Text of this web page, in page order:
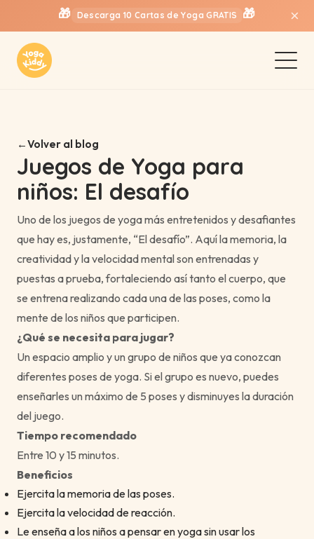
🎁 Descarga 10 Cartas de Yoga GRATIS 🎁 ×
Volver al blog
Juegos de Yoga para
niños: El desafío
Uno de los juegos de yoga más entretenidos y desafiantes
que hay es, justamente, “El desafío”. Aquí la memoria, la
creatividad y la velocidad mental son entrenadas y
puestas a prueba, fortaleciendo así tanto el cuerpo, que
se entrena realizando cada una de las poses, como la
mente de los niños que participen.
¿Qué se necesita para jugar?
Un espacio amplio y un grupo de niños que ya conozcan
diferentes poses de yoga. Si el grupo es nuevo, puedes
enseñarles un máximo de 5 poses y disminuyes la duración
del juego.
Tiempo recomendado
Entre 10 y 15 minutos.
Beneficios
Ejercita la memoria de las poses.
Ejercita la velocidad de reacción.
Le enseña a los niños a pensar en yoga sin usar los